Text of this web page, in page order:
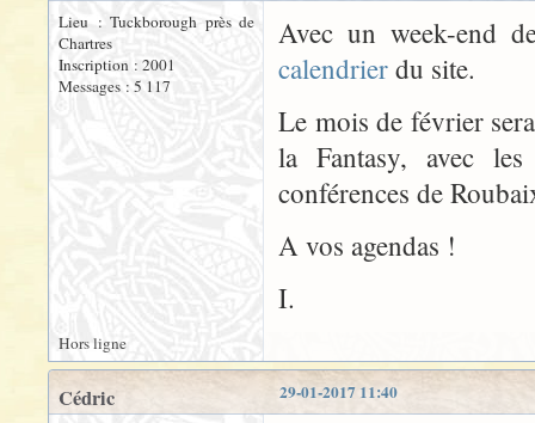
Lieu : Tuckborough près de
Chartres
Inscription : 2001
Messages : 5 117
Avec un week-end
calendrier du site.
Le mois de février
la Fantasy, avec
conférences de
A vos agendas !
I.
Hors ligne
29-01-2017 11:40
Cédric